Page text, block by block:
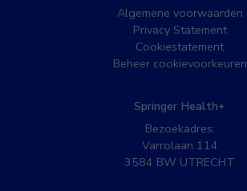
Algemene voorwaarden
Privacy Statement
Cookiestatement
Beheer cookievoorkeuren
Springer Health+
Bezoekadres:
Varrolaan 114
3584 BW UTRECHT